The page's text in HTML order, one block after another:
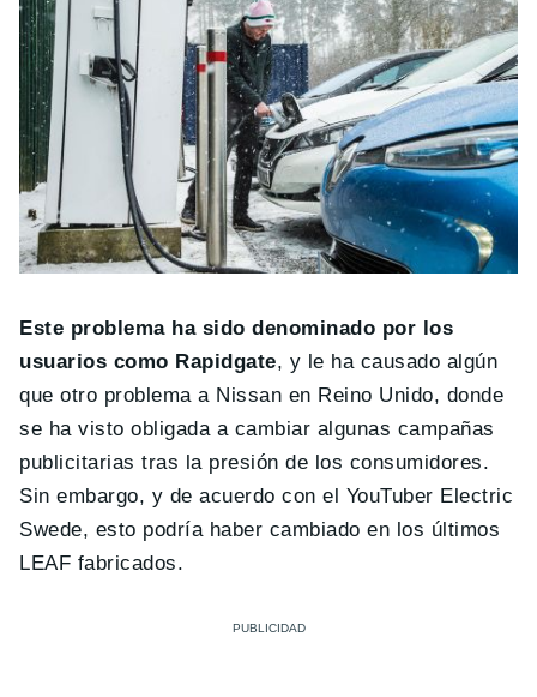
Este problema ha sido denominado por los
usuarios como Rapidgate, y le ha causado algún
que otro problema a Nissan en Reino Unido, donde
se ha visto obligada a cambiar algunas campañas
publicitarias tras la presión de los consumidores.
Sin embargo, y de acuerdo con el YouTuber Electric
Swede, esto podría haber cambiado en los últimos
LEAF fabricados.